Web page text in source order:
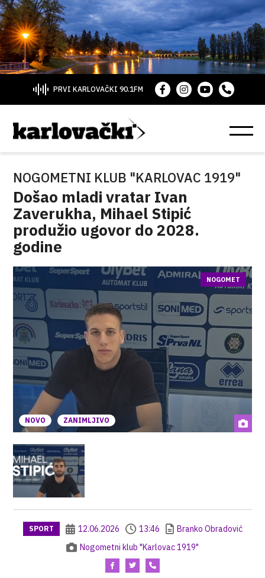
PRVI KARLOVAČKI 90.1FM
NOGOMETNI KLUB "KARLOVAC 1919"
Došao mladi vratar Ivan
Zaverukha, Mihael Stipić
produžio ugovor do 2028.
godine
NOVO ZANIMLJIVO
NOGOMET
SPORT 12.06.2026 13:46
Branko Obradović
Nogometni klub "Karlovac 1919"